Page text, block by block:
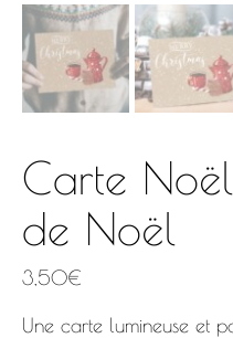
Carte
de Noël
3,50€
Une carte lumineuse et